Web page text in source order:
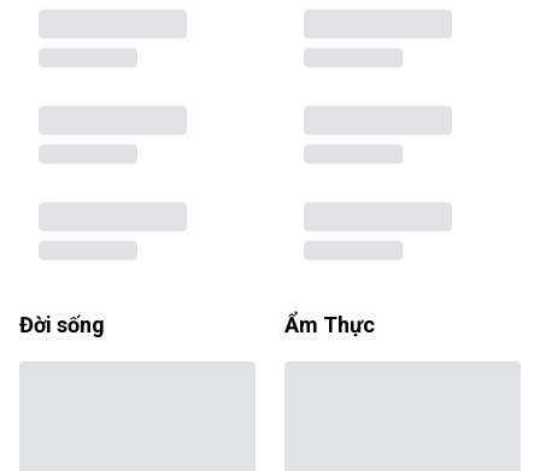
Đời sống Ẩm Thực